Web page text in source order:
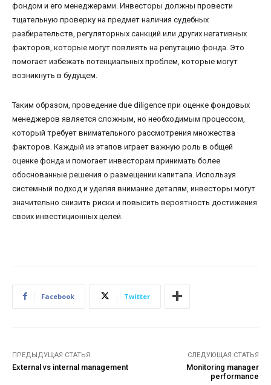
фондом и его менеджерами. Инвесторы должны провести
тщательную проверку на предмет наличия судебных
разбирательств, регуляторных санкций или других негативных
факторов, которые могут повлиять на репутацию фонда. Это
помогает избежать потенциальных проблем, которые могут
возникнуть в будущем.
Таким образом, проведение due diligence при оценке фондовых
менеджеров является сложным, но необходимым процессом,
который требует внимательного рассмотрения множества
факторов. Каждый из этапов играет важную роль в общей
оценке фонда и помогает инвесторам принимать более
обоснованные решения о размещении капитала. Используя
системный подход и уделяя внимание деталям, инвесторы могут
значительно снизить риски и повысить вероятность достижения
своих инвестиционных целей.
Facebook Twitter
ПРЕДЫДУЩАЯ СТАТЬЯ
External vs internal management
СЛЕДУЮЩАЯ СТАТЬЯ
Monitoring manager
performance